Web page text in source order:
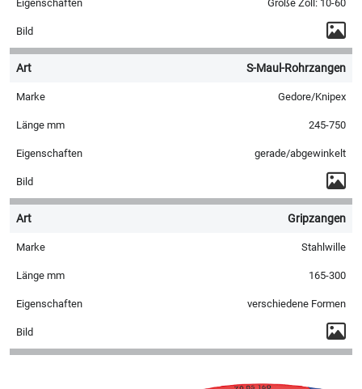
Größe Zoll: 10-60
S-Maul-Rohrzangen
Gedore/Knipex
245-750
gerade/abgewinkelt
Gripzangen
Stahlwille
165-300
verschiedene Formen